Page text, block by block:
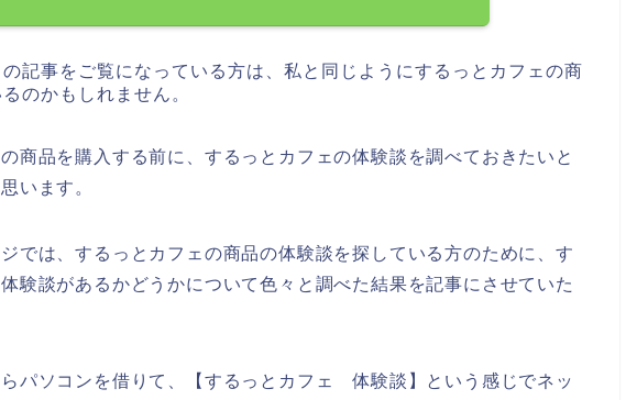
記事をご覧になっている方は、私と同じようにするっとカフェの商
のかもしれません。
商品を購入する前に、するっとカフェの体験談を調べておきたいと
います。
では、するっとカフェの商品の体験談を探している方のために、す
験談があるかどうかについて色々と調べた結果を記事にさせていた
パソコンを借りて、【するっとカフェ 体験談】という感じでネッ